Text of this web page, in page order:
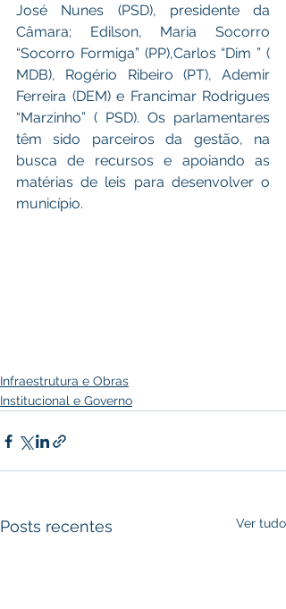
José Nunes (PSD), presidente da
Câmara; Edilson, Maria Socorro
“Socorro Formiga” (PP),Carlos “Dim ” (
MDB), Rogério Ribeiro (PT), Ademir
Ferreira (DEM) e Francimar Rodrigues
“Marzinho” ( PSD). Os parlamentares
têm sido parceiros da gestão, na
busca de recursos e apoiando as
matérias de leis para desenvolver o
município.
Infraestrutura e Obras
Institucional e Governo
Posts recentes Ver tudo